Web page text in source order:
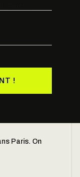
!
Paris. On